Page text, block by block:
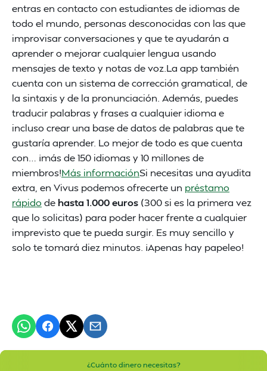
entras en contacto con estudiantes de idiomas de
todo el mundo, personas desconocidas con las que
improvisar conversaciones y que te ayudarán a
aprender o mejorar cualquier lengua usando
mensajes de texto y notas de voz.La app también
cuenta con un sistema de corrección gramatical, de
la sintaxis y de la pronunciación. Además, puedes
traducir palabras y frases a cualquier idioma e
incluso crear una base de datos de palabras que te
gustaría aprender. Lo mejor de todo es que cuenta
con… ¡más de 150 idiomas y 10 millones de
miembros!Más informaciónSi necesitas una ayudita
extra, en Vivus podemos ofrecerte un préstamo
rápido de hasta 1.000 euros (300 si es la primera vez
que lo solicitas) para poder hacer frente a cualquier
imprevisto que te pueda surgir. Es muy sencillo y
solo te tomará diez minutos. ¡Apenas hay papeleo!
¿Cuánto dinero necesitas?